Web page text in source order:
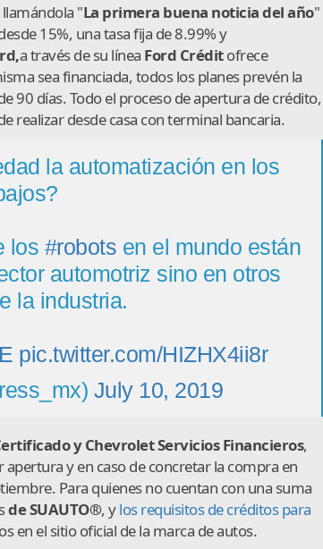
"La primera buena noticia del año"
15%, una tasa fija de 8.99% y
a través de su línea Ford Créditofrece
sea financiada, todos los planes prevén la
90 días. Todo el proceso de apertura de crédito,
realizar desde casa con terminal bancaria.
la automatización en los
los #robots en el mundo están
automotriz sino en otros
la industria.
pic.twitter.com/HIZHX4ii8r
July 10, 2019
y Chevrolet Servicios Financieros,
y en caso de concretar la compra en
Para quienes no cuentan con una suma
de SUAUTO®, ylos requisitos de créditos para
en el sitio oficial de la marca de autos.